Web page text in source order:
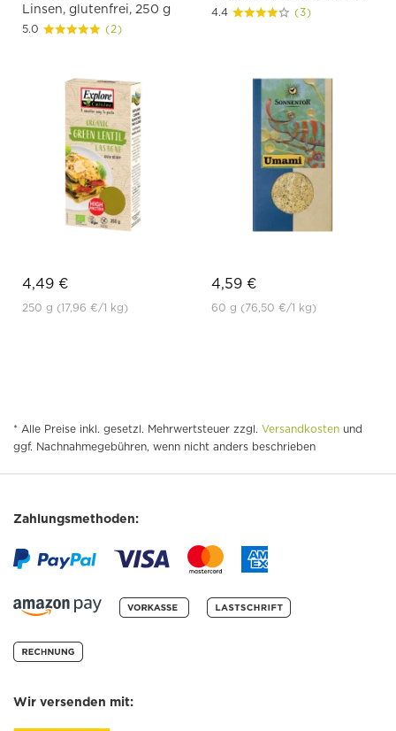
Linsen, glutenfrei, 250 g
5.0 (2)
4,49 €
250 g (17,96 €/1 kg)
4.4 (3)
4,59 €
60 g (76,50 €/1 kg)
* Alle Preise inkl. gesetzl. Mehrwertsteuer zzgl. Versandkosten und
ggf. Nachnahmegebühren, wenn nicht anders beschrieben
Zahlungsmethoden:
Wir versenden mit: